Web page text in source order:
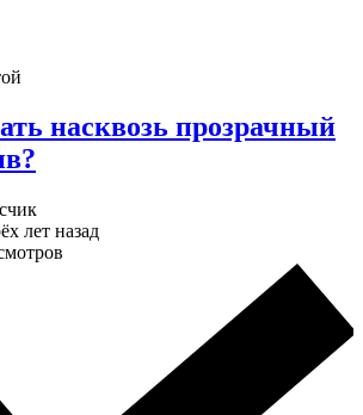
насквозь прозрачный
лет назад